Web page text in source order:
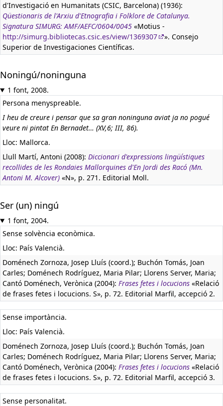
d'Investigació en Humanitats (CSIC, Barcelona) (1936):
Qüestionaris de l'Arxiu d'Etnografia i Folklore de Catalunya.
Signatura SIMURG: AMF/AEFC/0604/0045 «Motius -
http://simurg.bibliotecas.csic.es/view/1369307
». Consejo
Superior de Investigaciones Científicas.
Noningú/noninguna
1 font, 2008.
Persona menyspreable.
I heu de creure i pensar que sa gran noninguna aviat ja no pogué
veure ni pintat En Bernadet… (XV,6; III, 86).
Lloc: Mallorca.
Llull Martí, Antoni (2008): Diccionari d'expressions lingüístiques
recollides de les Rondaies Mallorquines d'En Jordi des Racó (Mn.
Antoni M. Alcover) «N», p. 271. Editorial Moll.
Ser (un) ningú
1 font, 2004.
Sense solvència econòmica.
Lloc: País Valencià.
Doménech Zornoza, Josep Lluís (coord.); Buchón Tomás, Joan
Carles; Doménech Rodríguez, Maria Pilar; Llorens Server, Maria;
Cantó Doménech, Verònica (2004): Frases fetes i locucions «Relació
de frases fetes i locucions. S», p. 72. Editorial Marfil, accepció 2.
Sense importància.
Lloc: País Valencià.
Doménech Zornoza, Josep Lluís (coord.); Buchón Tomás, Joan
Carles; Doménech Rodríguez, Maria Pilar; Llorens Server, Maria;
Cantó Doménech, Verònica (2004): Frases fetes i locucions «Relació
de frases fetes i locucions. S», p. 72. Editorial Marfil, accepció 3.
Sense personalitat.